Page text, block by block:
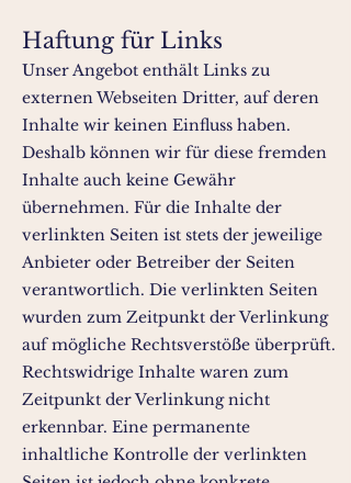
Haftung für Links
Unser Angebot enthält Links zu
externen Webseiten Dritter, auf deren
Inhalte wir keinen Einfluss haben.
Deshalb können wir für diese fremden
Inhalte auch keine Gewähr
übernehmen. Für die Inhalte der
verlinkten Seiten ist stets der jeweilige
Anbieter oder Betreiber der Seiten
verantwortlich. Die verlinkten Seiten
wurden zum Zeitpunkt der Verlinkung
auf mögliche Rechtsverstöße überprüft.
Rechtswidrige Inhalte waren zum
Zeitpunkt der Verlinkung nicht
erkennbar. Eine permanente
inhaltliche Kontrolle der verlinkten